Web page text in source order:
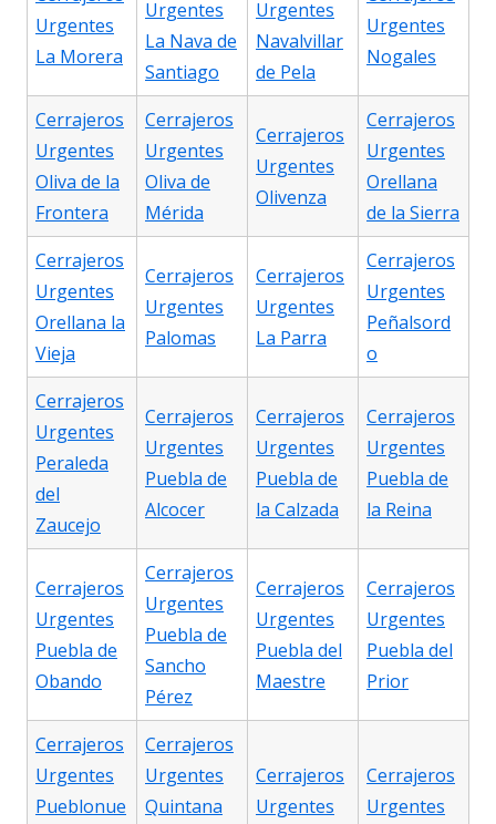
Urgentes
La Morera
Urgentes
La Nava de
Santiago
Urgentes
Navalvillar
de Pela
Urgentes
Nogales
Cerrajeros
Urgentes
Oliva de la
Frontera
Cerrajeros
Urgentes
Oliva de
Mérida
Cerrajeros
Urgentes
Olivenza
Cerrajeros
Urgentes
Orellana
de la Sierra
Cerrajeros
Urgentes
Orellana la
Vieja
Cerrajeros
Urgentes
Palomas
Cerrajeros
Urgentes
La Parra
Cerrajeros
Urgentes
Peñalsord
o
Cerrajeros
Urgentes
Peraleda
del
Zaucejo
Cerrajeros
Urgentes
Puebla de
Alcocer
Cerrajeros
Urgentes
Puebla de
la Calzada
Cerrajeros
Urgentes
Puebla de
la Reina
Cerrajeros
Urgentes
Puebla de
Obando
Cerrajeros
Urgentes
Puebla de
Sancho
Pérez
Cerrajeros
Urgentes
Puebla del
Maestre
Cerrajeros
Urgentes
Puebla del
Prior
Cerrajeros
Urgentes
Pueblonue
Cerrajeros
Urgentes
Quintana
Cerrajeros
Urgentes
Cerrajeros
Urgentes